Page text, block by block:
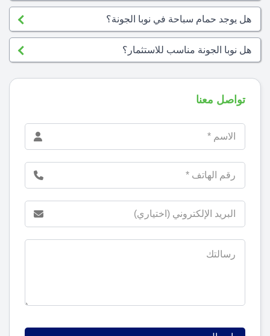
هل يوجد حمام سباحة في نوبا الجونة؟
هل نوبا الجونة مناسب للاستثمار؟
تواصل معنا